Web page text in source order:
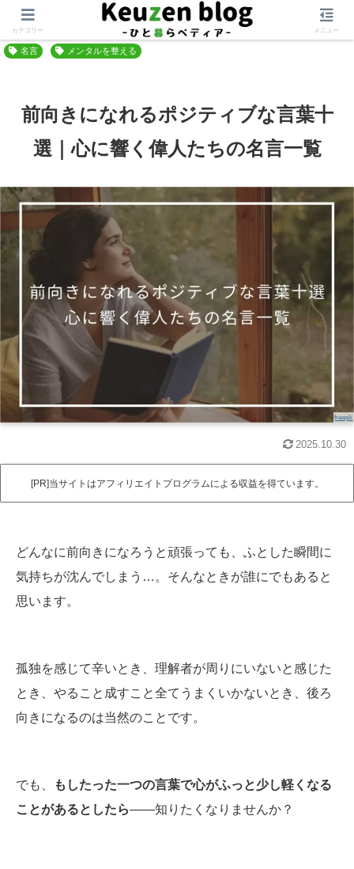
ホーム 自分軸を作る マインドセット
名言 メンタルを整える
前向きになれるポジティブな言葉十
選｜心に響く偉人たちの名言一覧
freepik
2025.10.30
[PR]当サイトはアフィリエイトプログラムによる収益を得ています。
どんなに前向きになろうと頑張っても、ふとした瞬間に
気持ちが沈んでしまう…。そんなときが誰にでもあると
思います。
孤独を感じて辛いとき、理解者が周りにいないと感じた
とき、やること成すこと全てうまくいかないとき、後ろ
向きになるのは当然のことです。
でも、
もしたった一つの言葉で心がふっと少し軽くなる
ことがあるとしたら——知りたくなりませんか？
カテゴリー メニュー